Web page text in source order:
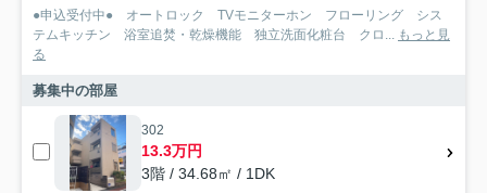
●申込受付中● オートロック TVモニターホン フローリング シス
テムキッチン 浴室追焚・乾燥機能 独立洗面化粧台 クロ...
もっと見
る
募集中の部屋
302
13.3万円
3階 / 34.68㎡ / 1DK